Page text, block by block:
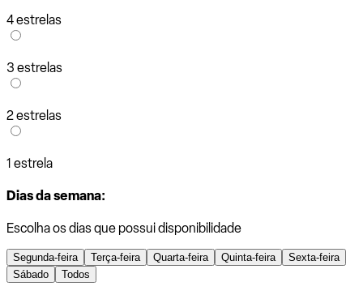
4 estrelas
3 estrelas
2 estrelas
1 estrela
Dias da semana:
Escolha os dias que possui disponibilidade
Segunda-feira Terça-feira Quarta-feira Quinta-feira
Sexta-feira
Sábado
Todos